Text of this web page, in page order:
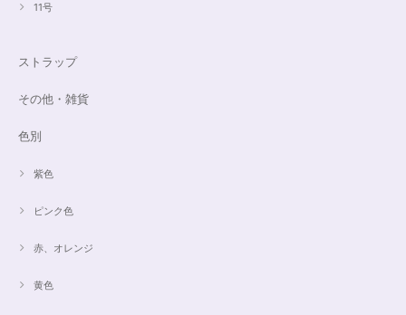
11号
ストラップ
その他・雑貨
色別
紫色
ピンク色
赤、オレンジ
黄色